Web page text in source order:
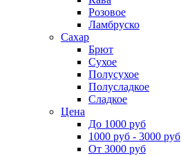
Розовое
Ламбруско
Сахар
Брют
Сухое
Полусухое
Полусладкое
Сладкое
Цена
До 1000 руб
1000 руб - 3000 руб
От 3000 руб